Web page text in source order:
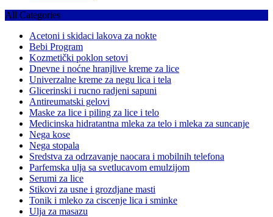
All Categories
Acetoni i skidaci lakova za nokte
Bebi Program
Kozmetički poklon setovi
Dnevne i noćne hranjlive kreme za lice
Univerzalne kreme za negu lica i tela
Glicerinski i rucno radjeni sapuni
Antireumatski gelovi
Maske za lice i piling za lice i telo
Medicinska hidratantna mleka za telo i mleka za suncanje
Nega kose
Nega stopala
Sredstva za odrzavanje naocara i mobilnih telefona
Parfemska ulja sa svetlucavom emulzijom
Serumi za lice
Stikovi za usne i grozdjane masti
Tonik i mleko za ciscenje lica i sminke
Ulja za masazu